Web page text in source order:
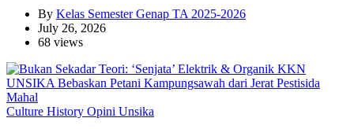
By Kelas Semester Genap TA 2025-2026
July 26, 2026
68 views
Culture History Opini Unsika